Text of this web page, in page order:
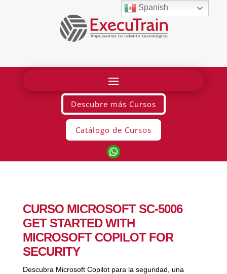
Descubre más Cursos
Catálogo de Cursos
CURSO MICROSOFT SC-5006
GET STARTED WITH
MICROSOFT COPILOT FOR
SECURITY
Descubra Microsoft Copilot para la seguridad, una
Spanish